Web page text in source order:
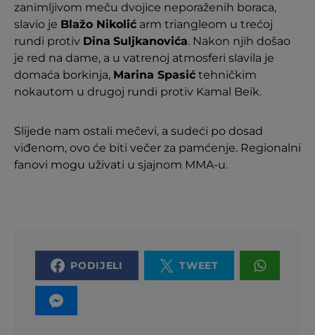
zanimljivom meču dvojice neporaženih boraca,
slavio je Blažo Nikolić arm triangleom u trećoj
rundi protiv Dina Suljkanovića. Nakon njih došao
je red na dame, a u vatrenoj atmosferi slavila je
domaća borkinja, Marina Spasić tehničkim
nokautom u drugoj rundi protiv Kamal Beik.
Slijede nam ostali mečevi, a sudeći po dosad
viđenom, ovo će biti večer za pamćenje. Regionalni
fanovi mogu uživati u sjajnom MMA-u.
PODIJELI TWEET